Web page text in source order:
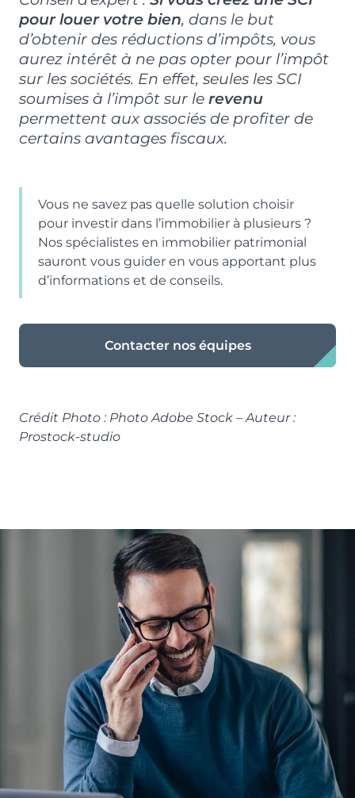
pour louer votre bien, dans le but
d’obtenir des réductions d’impôts, vous
aurez intérêt à ne pas opter pour l’impôt
sur les sociétés. En effet, seules les SCI
soumises à l’impôt sur le revenu
permettent aux associés de profiter de
certains avantages fiscaux.
Vous ne savez pas quelle solution choisir
pour investir dans l’immobilier à plusieurs ?
Nos spécialistes en immobilier patrimonial
sauront vous guider en vous apportant plus
d’informations et de conseils.
Contacter nos équipes
Crédit Photo : Photo Adobe Stock – Auteur :
Prostock-studio